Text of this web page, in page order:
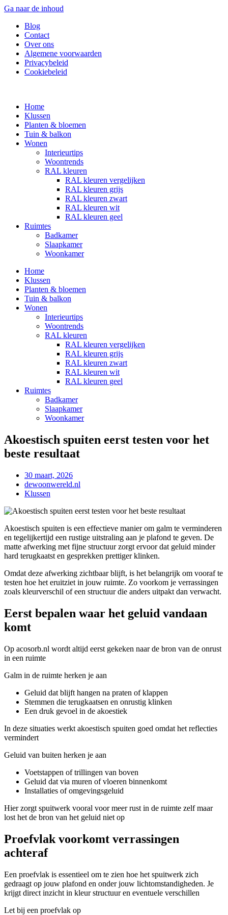
Ga naar de inhoud
Blog
Contact
Over ons
Algemene voorwaarden
Privacybeleid
Cookiebeleid
Home
Klussen
Planten & bloemen
Tuin & balkon
Wonen
Interieurtips
Woontrends
RAL kleuren
RAL kleuren vergelijken
RAL kleuren grijs
RAL kleuren zwart
RAL kleuren wit
RAL kleuren geel
Ruimtes
Badkamer
Slaapkamer
Woonkamer
Home
Klussen
Planten & bloemen
Tuin & balkon
Wonen
Interieurtips
Woontrends
RAL kleuren
RAL kleuren vergelijken
RAL kleuren grijs
RAL kleuren zwart
RAL kleuren wit
RAL kleuren geel
Ruimtes
Badkamer
Slaapkamer
Woonkamer
Akoestisch spuiten eerst testen voor het
beste resultaat
30 maart, 2026
dewoonwereld.nl
Klussen
Akoestisch spuiten is een effectieve manier om galm te verminderen
en tegelijkertijd een rustige uitstraling aan je plafond te geven. De
matte afwerking met fijne structuur zorgt ervoor dat geluid minder
hard terugkaatst en gesprekken prettiger klinken.
Omdat deze afwerking zichtbaar blijft, is het belangrijk om vooraf te
testen hoe het eruitziet in jouw ruimte. Zo voorkom je verrassingen
zoals kleurverschil of een structuur die anders uitpakt dan verwacht.
Eerst bepalen waar het geluid vandaan
komt
Op acosorb.nl wordt altijd eerst gekeken naar de bron van de onrust
in een ruimte
Galm in de ruimte herken je aan
Geluid dat blijft hangen na praten of klappen
Stemmen die terugkaatsen en onrustig klinken
Een druk gevoel in de akoestiek
In deze situaties werkt akoestisch spuiten goed omdat het reflecties
vermindert
Geluid van buiten herken je aan
Voetstappen of trillingen van boven
Geluid dat via muren of vloeren binnenkomt
Installaties of omgevingsgeluid
Hier zorgt spuitwerk vooral voor meer rust in de ruimte zelf maar
lost het de bron van het geluid niet op
Proefvlak voorkomt verrassingen
achteraf
Een proefvlak is essentieel om te zien hoe het spuitwerk zich
gedraagt op jouw plafond en onder jouw lichtomstandigheden. Je
krijgt direct inzicht in kleur structuur en eventuele verschillen
Let bij een proefvlak op